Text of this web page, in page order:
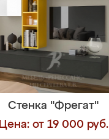
Стенка "Фрегат"
Цена: от 19 000 руб.